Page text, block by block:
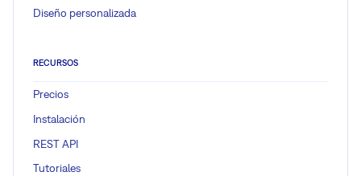
Diseño personalizada
RECURSOS
Precios
Instalación
REST API
Tutoriales